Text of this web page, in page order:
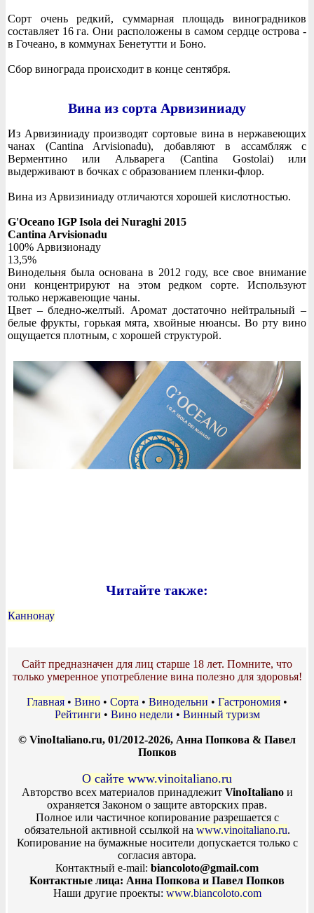
Сорт очень редкий, суммарная площадь виноградников
составляет 16 га. Они расположены в самом сердце острова -
в Гочеано, в коммунах Бенетутти и Боно.
Сбор винограда происходит в конце сентября.
Вина из сорта Арвизиниаду
Из Арвизиниаду производят сортовые вина в нержавеющих
чанах (Cantina Arvisionadu), добавляют в ассамбляж с
Верментино или Альварега (Cantina Gostolai) или
выдерживают в бочках с образованием пленки-флор.
Вина из Арвизиниаду отличаются хорошей кислотностью.
G'Oceano IGP Isola dei Nuraghi 2015
Cantina Arvisionadu
100% Арвизионаду
13,5%
Винодельня была основана в 2012 году, все свое внимание
они концентрируют на этом редком сорте. Используют
только нержавеющие чаны.
Цвет – бледно-желтый. Аромат достаточно нейтральный –
белые фрукты, горькая мята, хвойные нюансы. Во рту вино
ощущается плотным, с хорошей структурой.
Читайте также:
Каннонау
Сайт предназначен для лиц старше 18 лет. Помните, что
только умеренное употребление вина полезно для здоровья!
Главная • Вино • Сорта • Винодельни • Гастрономия •
Рейтинги • Вино недели • Винный туризм
© VinoItaliano.ru, 01/2012-2026, Анна Попкова & Павел
Попков
О сайте www.vinoitaliano.ru
Авторство всех материалов принадлежит VinoItalianoи
охраняется Законом о защите авторских прав.
Полное или частичное копирование разрешается с
обязательной активной ссылкой на www.vinoitaliano.ru.
Копирование на бумажные носители допускается только с
согласия автора.
Контактный e-mail: biancoloto@gmail.com
Контактные лица: Анна Попкова и Павел Попков
Наши другие проекты: www.biancoloto.com